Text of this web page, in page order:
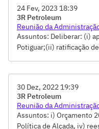
24 Fev, 2023 18:39
3R Petroleum
Reunião da
Assuntos: Deliberar: (i)
Potiguar;(ii) ratificação
30 Dez, 2022 19:39
3R Petroleum
Reunião da
Assuntos: i) Orçamento
Política de Alçada, iv)